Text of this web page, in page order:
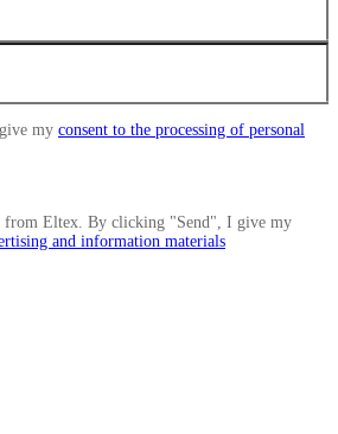
my consent to the processing of personal
from Eltex. By clicking "Send", I give my
and information materials